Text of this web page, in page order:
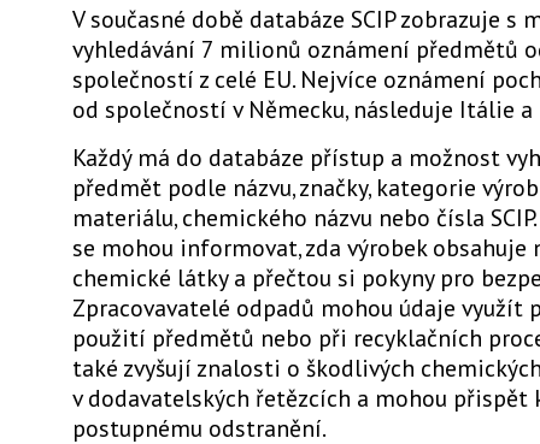
V současné době databáze SCIP zobrazuje s
vyhledávání 7 milionů oznámení předmětů
společností z celé EU. Nejvíce oznámení
od společností v Německu, následuje Itálie a
Každý má do databáze přístup a možnost
předmět podle názvu, značky, kategorie
materiálu, chemického názvu nebo čísla
se mohou informovat, zda výrobek obsahuje
chemické látky a přečtou si pokyny pro
Zpracovavatelé odpadů mohou údaje využít
použití předmětů nebo při recyklačních
také zvyšují znalosti o škodlivých
v dodavatelských řetězcích a mohou přispět
postupnému odstranění.